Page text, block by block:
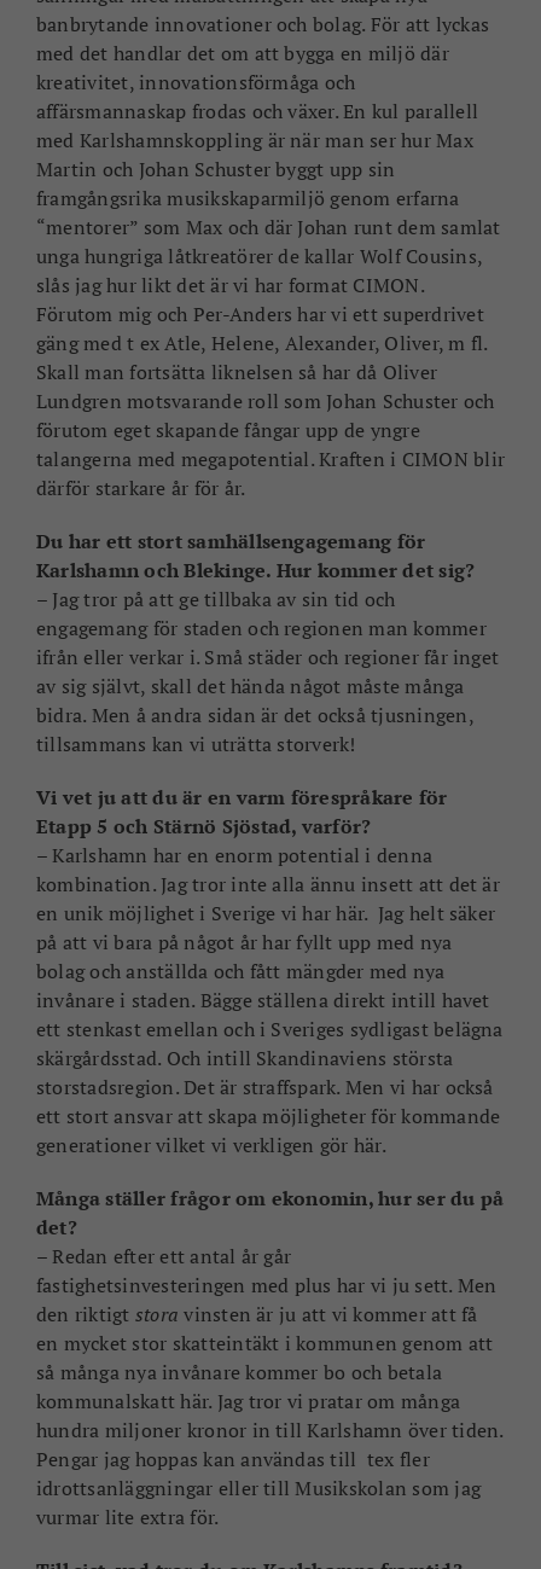
banbrytande innovationer och bolag. För att lyckas
med det handlar det om att bygga en miljö där
kreativitet, innovationsförmåga och
affärsmannaskap frodas och växer. En kul parallell
med Karlshamnskoppling är när man ser hur Max
Martin och Johan Schuster byggt upp sin
framgångsrika musikskaparmiljö genom erfarna
“mentorer” som Max och där Johan runt dem samlat
unga hungriga låtkreatörer de kallar Wolf Cousins,
slås jag hur likt det är vi har format CIMON.
Förutom mig och Per-Anders har vi ett superdrivet
gäng med t ex Atle, Helene, Alexander, Oliver, m fl.
Skall man fortsätta liknelsen så har då Oliver
Lundgren motsvarande roll som Johan Schuster och
förutom eget skapande fångar upp de yngre
talangerna med megapotential. Kraften i CIMON blir
därför starkare år för år.
Du har ett stort samhällsengagemang för
Karlshamn och Blekinge. Hur kommer det sig?
– Jag tror på att ge tillbaka av sin tid och
engagemang för staden och regionen man kommer
ifrån eller verkar i. Små städer och regioner får inget
av sig självt, skall det hända något måste många
bidra. Men å andra sidan är det också tjusningen,
tillsammans kan vi uträtta storverk!
Vi vet ju att du är en varm förespråkare för
Etapp 5 och Stärnö Sjöstad, varför?
– Karlshamn har en enorm potential i denna
kombination. Jag tror inte alla ännu insett att det är
en unik möjlighet i Sverige vi har här. Jag helt säker
på att vi bara på något år har fyllt upp med nya
bolag och anställda och fått mängder med nya
invånare i staden. Bägge ställena direkt intill havet
ett stenkast emellan och i Sveriges sydligast belägna
skärgårdsstad. Och intill Skandinaviens största
storstadsregion. Det är straffspark. Men vi har också
ett stort ansvar att skapa möjligheter för kommande
generationer vilket vi verkligen gör här.
Många ställer frågor om ekonomin, hur ser du på
det?
– Redan efter ett antal år går
fastighetsinvesteringen med plus har vi ju sett. Men
den riktigt stora vinsten är ju att vi kommer att få
en mycket stor skatteintäkt i kommunen genom att
så många nya invånare kommer bo och betala
kommunalskatt här. Jag tror vi pratar om många
hundra miljoner kronor in till Karlshamn över tiden.
Pengar jag hoppas kan användas till tex fler
idrottsanläggningar eller till Musikskolan som jag
vurmar lite extra för.